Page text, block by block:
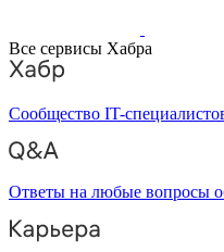
Все сервисы Хабра
Сообщество IT-
Ответы на любые вопросы